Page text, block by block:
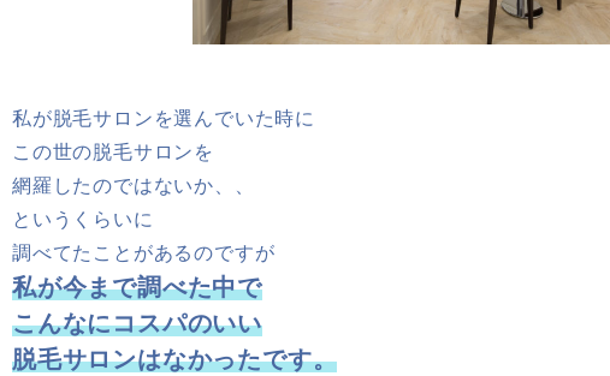
私が脱毛サロンを選んでいた時に
この世の脱毛サロンを
網羅したのではないか、、
というくらいに
調べてたことがあるのですが
私が今まで調べた中で
こんなにコスパのいい
脱毛サロンはなかったです。